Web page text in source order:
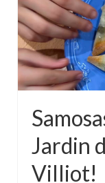
Jardin
Villiot!